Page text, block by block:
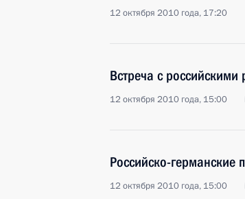
12 октября 2010 года, 17:20
Встреча с
12 октября 2010 года, 15:00
Российско-германские
12 октября 2010 года, 15:00